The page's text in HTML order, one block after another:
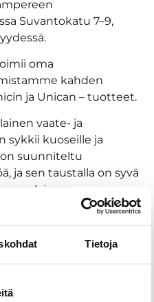
Tietoja
Suvantokatu 7–9,
oma
kahden
ja Unican – tuotteet.
vaate- ja
sykkii kuoseille ja
suunniteltu
ja sen taustalla on syvä
syntyvät
voi pukeutua
Japanissa.